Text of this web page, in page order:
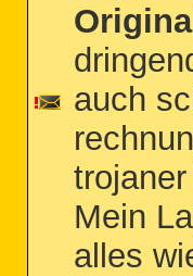
Original
auch
Mein
alles